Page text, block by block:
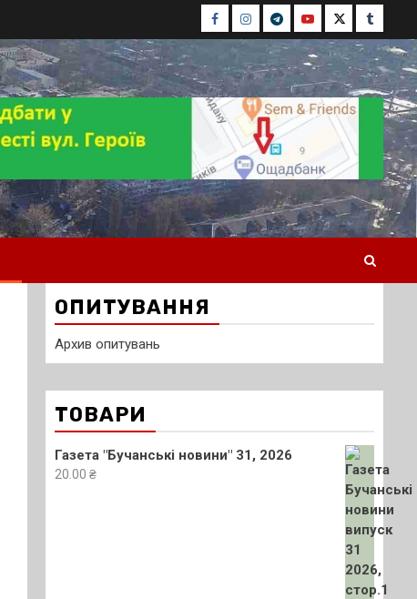
Facebook
Instagram
TelegramYoutubeTwitterTumblr
ОПИТУВАННЯ
Архив опитувань
ТОВАРИ
Газета "Бучанські новини" 31, 2026
20.00 ₴